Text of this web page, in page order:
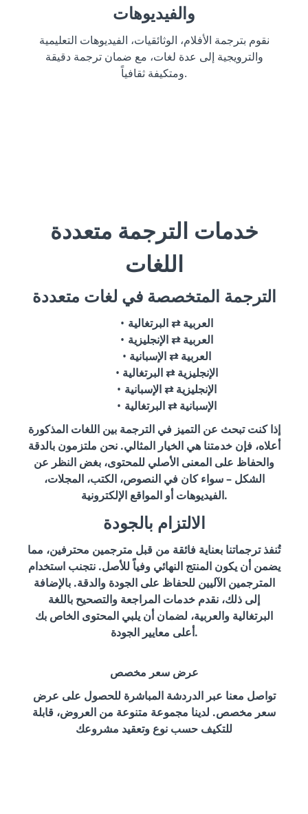
والفيديوهات
نقوم بترجمة الأفلام، الوثائقيات، الفيديوهات التعليمية
والترويجية إلى عدة لغات، مع ضمان ترجمة دقيقة
ومتكيفة ثقافياً.
خدمات الترجمة متعددة
اللغات
الترجمة المتخصصة في لغات متعددة
العربية ⇄ البرتغالية
العربية ⇄ الإنجليزية
العربية ⇄ الإسبانية
الإنجليزية ⇄ البرتغالية
الإنجليزية ⇄ الإسبانية
الإسبانية ⇄ البرتغالية
إذا كنت تبحث عن التميز في الترجمة بين اللغات المذكورة
أعلاه، فإن خدمتنا هي الخيار المثالي. نحن ملتزمون بالدقة
والحفاظ على المعنى الأصلي للمحتوى، بغض النظر عن
الشكل – سواء كان في النصوص، الكتب، المجلات،
الفيديوهات أو المواقع الإلكترونية.
الالتزام بالجودة
تُنفذ ترجماتنا بعناية فائقة من قبل مترجمين محترفين، مما
يضمن أن يكون المنتج النهائي وفياً للأصل. نتجنب استخدام
المترجمين الآليين للحفاظ على الجودة والدقة. بالإضافة
إلى ذلك، نقدم خدمات المراجعة والتصحيح باللغة
البرتغالية والعربية، لضمان أن يلبي المحتوى الخاص بك
أعلى معايير الجودة.
عرض سعر مخصص
تواصل معنا عبر الدردشة المباشرة للحصول على عرض
سعر مخصص. لدينا مجموعة متنوعة من العروض، قابلة
للتكيف حسب نوع وتعقيد مشروعك